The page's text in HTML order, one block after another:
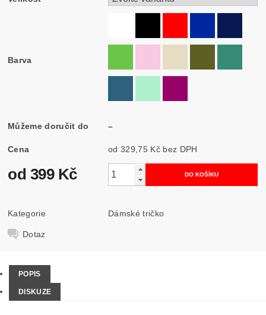
Barva
Můžeme doručit do –
Cena od 329,75 Kč bez DPH
od 399 Kč
Kategorie Dámské tričko
Dotaz
POPIS
DISKUZE